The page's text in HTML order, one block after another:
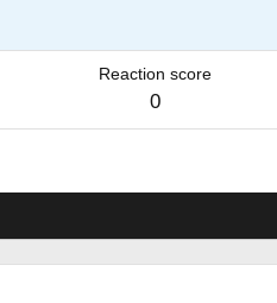
Reaction score
0